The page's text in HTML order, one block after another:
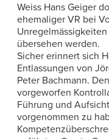
Weiss Hans Geiger
ehemaliger VR bei
übersehen werden.
Sicher erinnert sich
Entlassungen von
Peter Bachmann.
vorgeworfen
Führung und
vorgenommen zu